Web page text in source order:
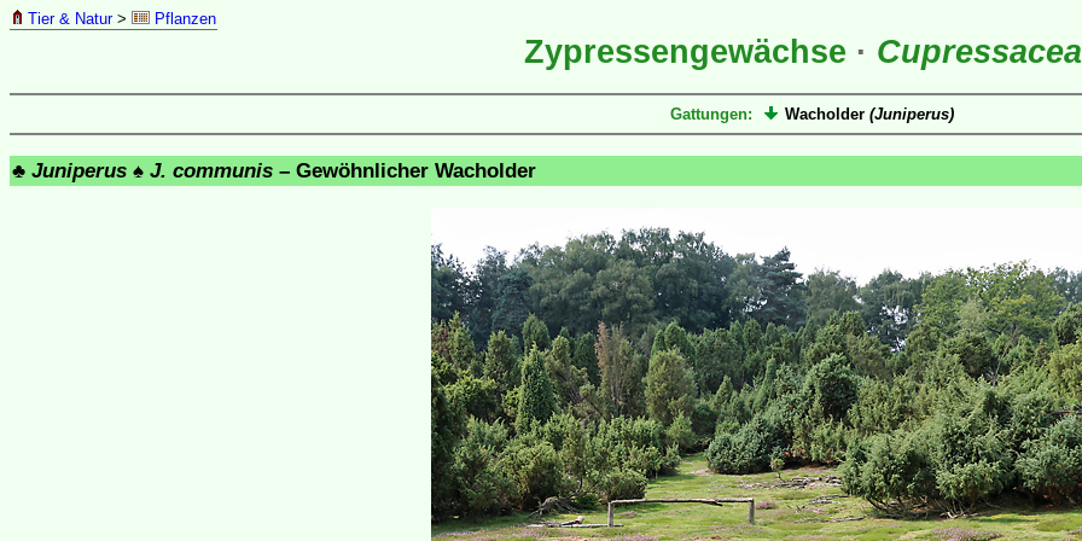
Tier & Natur> Pflanzen
Zypressengewächse ·
Gattungen: Wacholder (Juniperus)
♣ Juniperus ♠ J. communis – Gewöhnlicher Wacholder